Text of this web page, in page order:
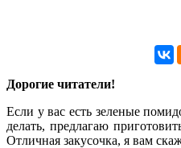
Дорогие читатели!
Если у вас есть зеленые
делать, предлагаю
Отличная закусочка, я вам